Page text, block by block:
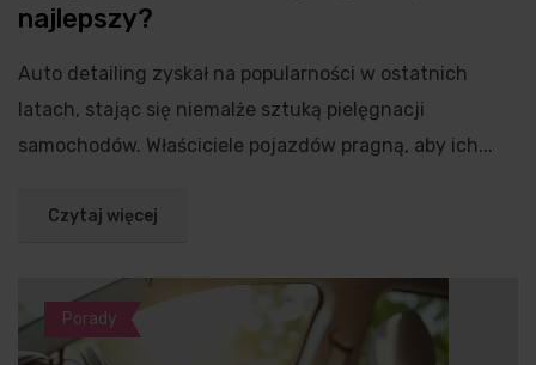
najlepszy?
Auto detailing zyskał na popularności w ostatnich
latach, stając się niemalże sztuką pielęgnacji
samochodów. Właściciele pojazdów pragną, aby ich...
Czytaj więcej
Porady